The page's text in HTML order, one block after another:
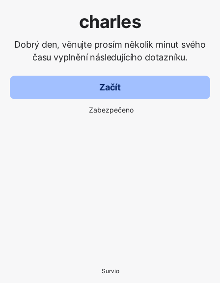
charles
Dobrý den, věnujte prosím několik minut svého
času vyplnění následujícího dotazníku.
Začít
Zabezpečeno
Survio